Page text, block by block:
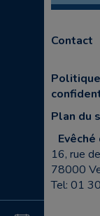
Contact
Plan du
16, rue
78000
Tel: 01